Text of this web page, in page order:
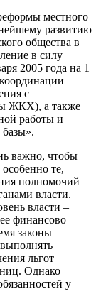
местного
развитию
общества в
в силу
2005 года на 1
с
ЖКХ), а также
работы и
базы».
важно, чтобы
те,
полномочий
власти.
власти –
финансово
законы
льгот
Однако
у